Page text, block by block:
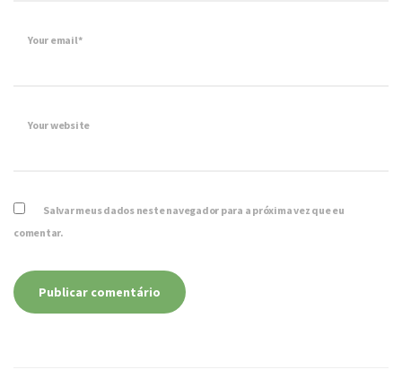
Your email*
Your website
Salvar meus dados neste navegador para a próxima vez que eu
comentar.